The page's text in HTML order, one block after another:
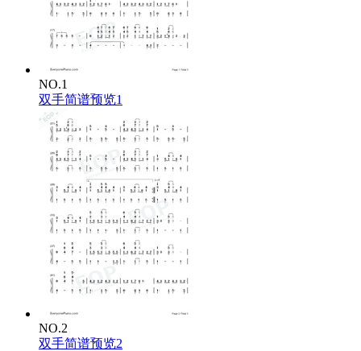
NO.1
双手简谱预览1
NO.2
双手简谱预览2